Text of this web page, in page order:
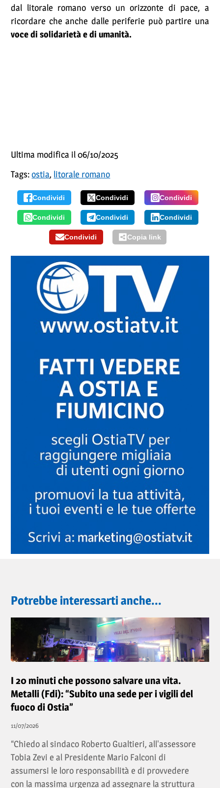
dal litorale romano verso un orizzonte di pace, a
ricordare che anche dalle periferie può partire una
voce di solidarietà e di umanità.
Ultima modifica il 06/10/2025
Tags:ostia, litorale romano
Condividi Condividi Condividi
Condividi Condividi Condividi
Condividi Copia link
Potrebbe interessarti anche...
I 20 minuti che possono salvare una vita.
Metalli (Fdi): “Subito una sede per i vigili del
fuoco di Ostia”
11/07/2026
“Chiedo al sindaco Roberto Gualtieri, all'assessore
Tobia Zevi e al Presidente Mario Falconi di
assumersi le loro responsabilità e di provvedere
con la massima urgenza ad assegnare la struttura